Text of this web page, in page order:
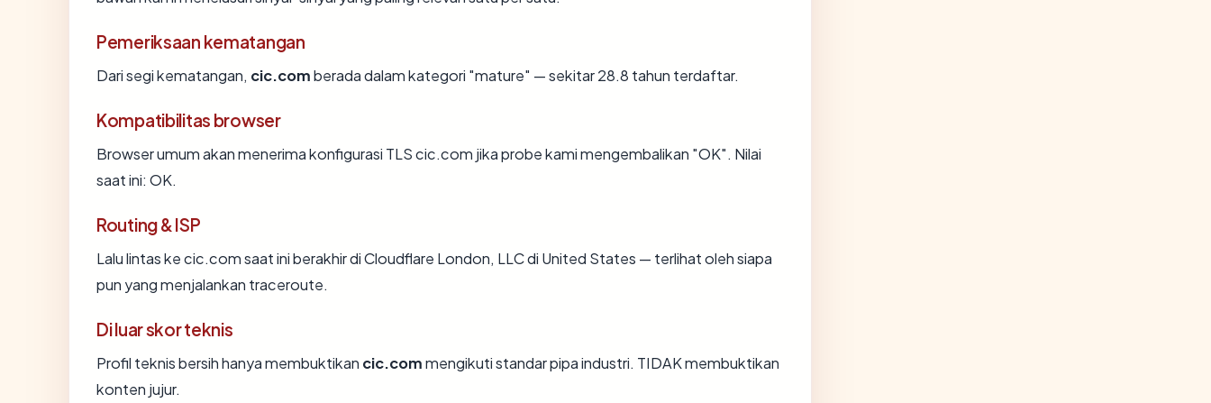
Pemeriksaan kematangan
Dari segi kematangan, cic.comberada dalam kategori "mature" — sekitar 28.8 tahun terdaftar.
Kompatibilitas browser
Browser umum akan menerima konfigurasi TLS cic.com jika probe kami mengembalikan "OK". Nilai
saat ini: OK.
Routing & ISP
Lalu lintas ke cic.com saat ini berakhir di Cloudflare London, LLC di United States — terlihat oleh siapa
pun yang menjalankan traceroute.
Di luar skor teknis
Profil teknis bersih hanya membuktikan cic.commengikuti standar pipa industri. TIDAK membuktikan
konten jujur.